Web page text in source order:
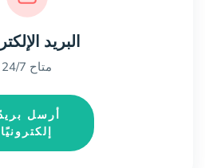
البريد
متاح 24/7
أرسل
إلكترونيًا